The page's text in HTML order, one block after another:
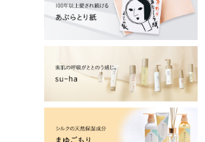
よーじやについて